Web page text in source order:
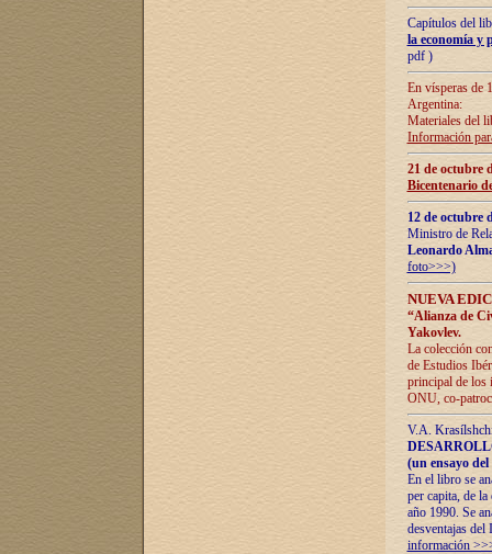
Capítulos del
la economía y
pdf )
En vísperas de
Argentina:
Materiales del
Información
21 de octubre
Bicentenario
12 de octubre
Ministro de
Leonardo
foto>>>)
NUEVA
“Alianza de
Yakovlev.
La colección
de Estudios
principal de los
ONU, co-
V.A.
(un ensayo
En el libro se
per capita, de
año 1990. Se
desventajas
información